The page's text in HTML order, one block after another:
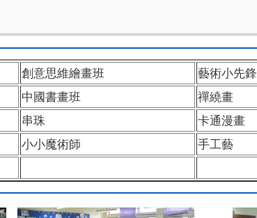
創意思維繪畫班
藝術小先鋒
中國書畫班
禪繞畫
串珠
卡通漫畫
小小魔術師
手工藝